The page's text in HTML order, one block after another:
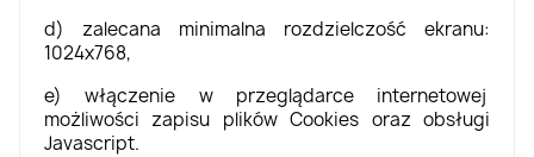
d) zalecana minimalna rozdzielczość ekranu:
1024x768,
e) włączenie w przeglądarce internetowej
możliwości zapisu plików Cookies oraz obsługi
Javascript.